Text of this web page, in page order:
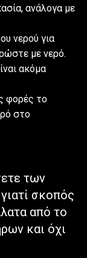
ανάλογα με
νερού για
με νερό.
ακόμα
φορές το
στο
των
σκοπός
από το
και όχι